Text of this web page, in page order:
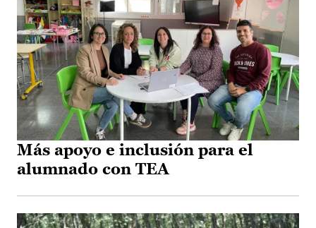
Más apoyo e inclusión para el
alumnado con TEA